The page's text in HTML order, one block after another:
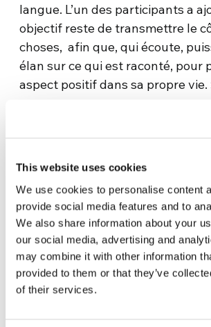
This website uses cookies
We use cookies to personalise content
provide social media features and to
We also share information about your
our social media, advertising and
may combine it with other information
provided to them or that they’ve
of their services.
langue. L’un des participants a
objectif reste de transmettre le
choses, afin que, qui écoute,
élan sur ce qui est raconté, pour
aspect positif dans sa propre vie.
Quelles sont les principales
fuseau horaire. » Explique Ivee,
australienne, résidente de
l’équipe qui travaille à la création
il y a 6 jeunes, du Népal, d’Irak,
d’Égypte, Australie et Inde,
rythmes et des modes de vie
poursuit: « C’est très beau de
chacun fait pour essayer d’être